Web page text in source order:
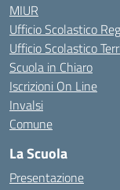
MIUR
Ufficio Scolastico
Ufficio Scolastico
Scuola in Chiaro
Iscrizioni On Line
Invalsi
Comune
La Scuola
Presentazione